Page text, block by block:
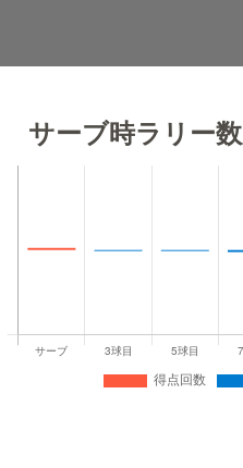
サーブ時ラリー